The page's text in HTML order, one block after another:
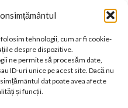
tehnologii, cum ar fi cookie-
despre dispozitive.
ne permite să procesăm date,
ID-uri unice pe acest site. Dacă nu
dat poate avea afecte
și funcții.